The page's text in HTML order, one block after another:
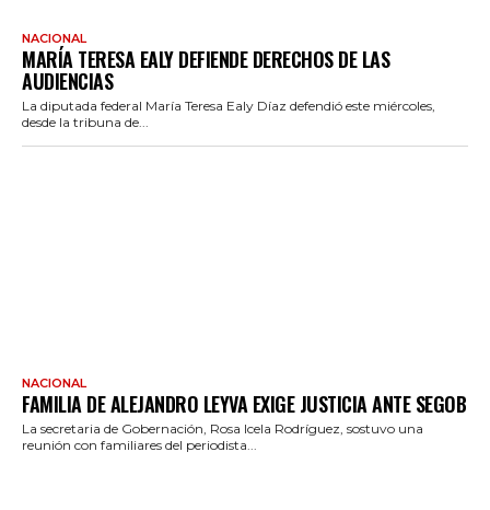
NACIONAL
MARÍA TERESA EALY DEFIENDE DERECHOS DE LAS
AUDIENCIAS
La diputada federal María Teresa Ealy Díaz defendió este miércoles,
desde la tribuna de...
NACIONAL
FAMILIA DE ALEJANDRO LEYVA EXIGE JUSTICIA ANTE SEGOB
La secretaria de Gobernación, Rosa Icela Rodríguez, sostuvo una
reunión con familiares del periodista...